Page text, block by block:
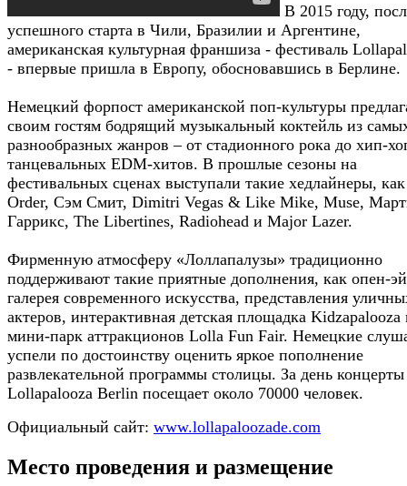
В 2015 году,
успешного старта в Чили, Бразилии и Аргентине,
американская культурная франшиза - фестиваль
- впервые пришла в Европу, обосновавшись в Берлине.
Немецкий форпост американской поп-культуры
своим гостям бодрящий музыкальный коктейль из
разнообразных жанров – от стадионного рока до хип-
танцевальных EDM-хитов. В прошлые сезоны на
фестивальных сценах выступали такие хедлайнеры,
Order, Сэм Смит, Dimitri Vegas & Like Mike, Muse,
Гаррикс, The Libertines, Radiohead и Major Lazer.
Фирменную атмосферу «Лоллапалузы» традиционно
поддерживают такие приятные дополнения, как опен-
галерея современного искусства, представления
актеров, интерактивная детская площадка Kidzapalooza
мини-парк аттракционов Lolla Fun Fair. Немецкие
успели по достоинству оценить яркое пополнение
развлекательной программы столицы. За день концерты
Lollapalooza Berlin посещает около 70000 человек.
Официальный сайт: www.lollapaloozade.com
Место проведения и размещение